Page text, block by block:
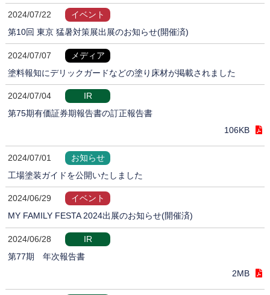
2024/07/22
イベント
第10回 東京 猛暑対策展出展のお知らせ(開催済)
2024/07/07
メディア
塗料報知にデリックガードなどの塗り床材が掲載されました
2024/07/04
IR
第75期有価証券期報告書の訂正報告書
106KB
2024/07/01
お知らせ
工場塗装ガイドを公開いたしました
2024/06/29
イベント
MY FAMILY FESTA 2024出展のお知らせ(開催済)
2024/06/28
IR
第77期 年次報告書
2MB